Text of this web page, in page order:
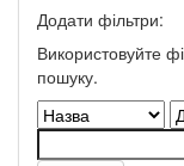
Додати фільтри:
Використовуйте
пошуку.